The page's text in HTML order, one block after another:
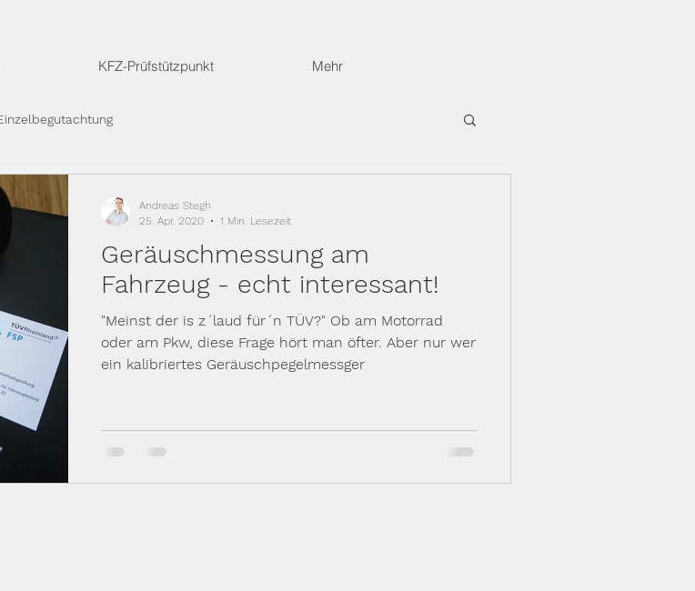
KFZ-Prüfstützpunkt Mehr
Geräuschmessung am
Fahrzeug - echt interessant!
"Meinst der is z´laud für´n TÜV?" Ob am Motorrad
oder am Pkw, diese Frage hört man öfter. Aber nur wer
ein kalibriertes Geräuschpegelmessger
Andreas Stegh
25. Apr. 2020
1 Min. Lesezeit